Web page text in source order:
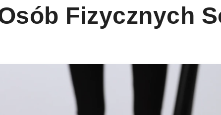
Fizycznych